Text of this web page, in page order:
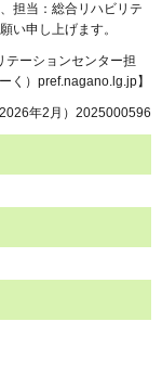
担当：総合リハビリテ
い申し上げます。
テーションセンター担
く）pref.nagano.lg.jp】
年2月）2025000596